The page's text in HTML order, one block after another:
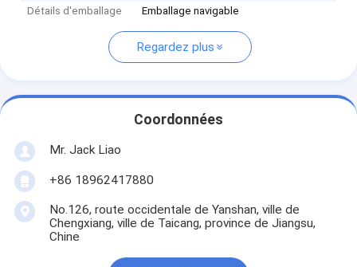
Détails d'emballage
Emballage navigable
Regardez plus
Coordonnées
Mr. Jack Liao
+86 18962417880
No.126, route occidentale de Yanshan, ville de
Chengxiang, ville de Taicang, province de Jiangsu,
Chine